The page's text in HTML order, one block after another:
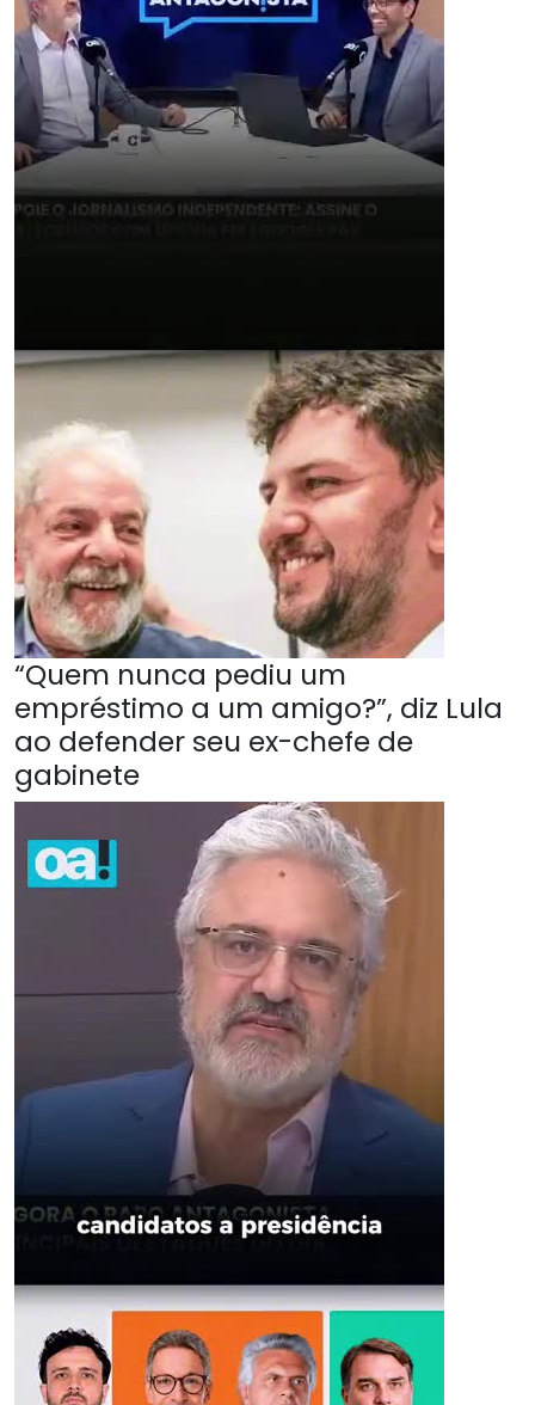
“Quem nunca pediu um
empréstimo a um amigo?”, diz Lula
ao defender seu ex-chefe de
gabinete